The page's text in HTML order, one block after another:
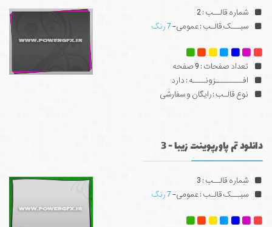
شماره قالــب : 2
سبـــک قالـب : عمومی-7 رنگ
تعداد صفحات : 9 صفحه
افـــــــــزونــــه : دارد
نوع قالـب : رایگان و سفارشی
دانلود تم پاورپوینت زیبا - 3
شماره قالــب : 3
سبـــک قالـب : عمومی-7 رنگ